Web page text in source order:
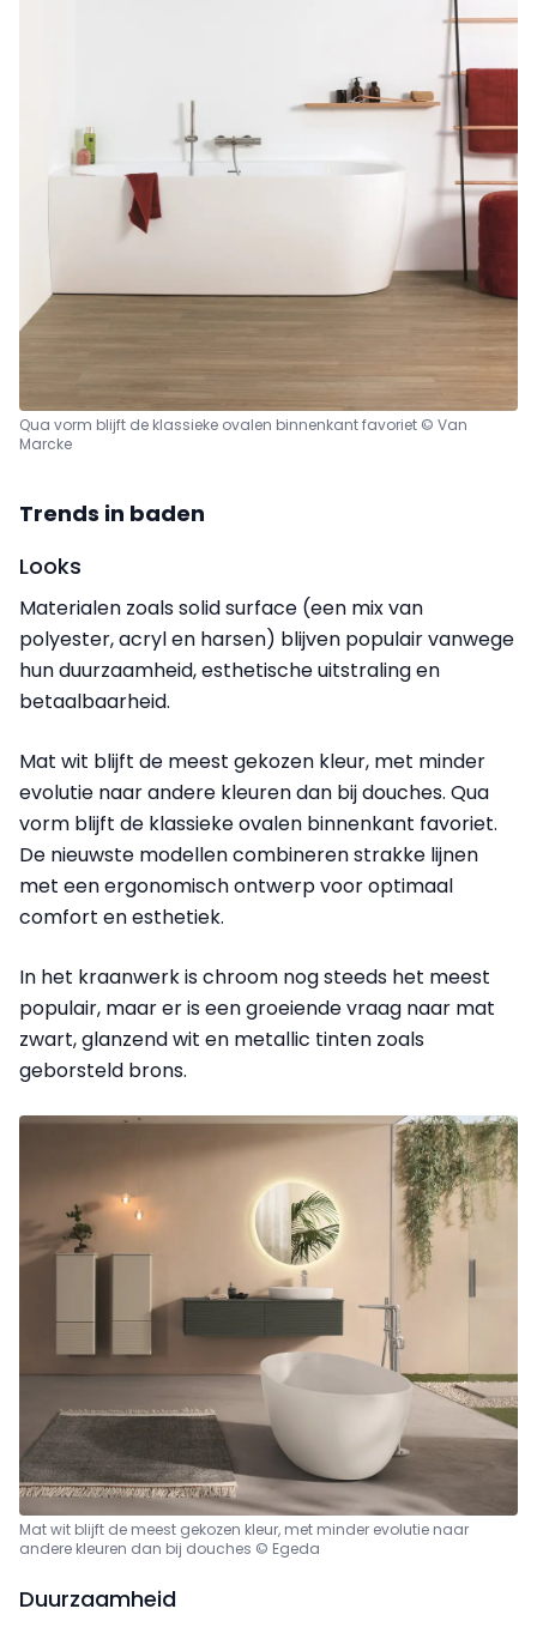
Qua vorm blijft de klassieke ovalen binnenkant favoriet © Van
Marcke
Trends in baden
Looks
Materialen zoals solid surface (een mix van
polyester, acryl en harsen) blijven populair vanwege
hun duurzaamheid, esthetische uitstraling en
betaalbaarheid.
Mat wit blijft de meest gekozen kleur, met minder
evolutie naar andere kleuren dan bij douches. Qua
vorm blijft de klassieke ovalen binnenkant favoriet.
De nieuwste modellen combineren strakke lijnen
met een ergonomisch ontwerp voor optimaal
comfort en esthetiek.
In het kraanwerk is chroom nog steeds het meest
populair, maar er is een groeiende vraag naar mat
zwart, glanzend wit en metallic tinten zoals
geborsteld brons.
Mat wit blijft de meest gekozen kleur, met minder evolutie naar
andere kleuren dan bij douches © Egeda
Duurzaamheid